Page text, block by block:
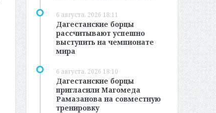
6 августа, 2026 18:11
Дагестанские борцы
рассчитывают успешно
выступить на чемпионате
мира
6 августа, 2026 18:10
Дагестанские борцы
пригласили Магомеда
Рамазанова на совместную
тренировку